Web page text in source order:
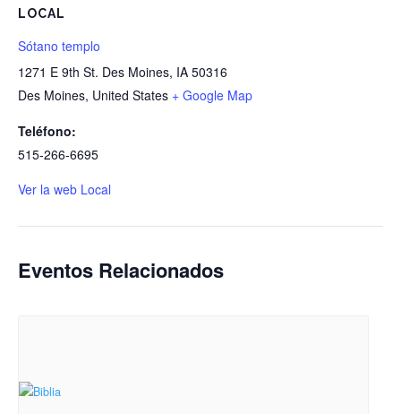
LOCAL
Sótano templo
1271 E 9th St. Des Moines, IA 50316
Des Moines, United States + Google Map
Teléfono:
515-266-6695
Ver la web Local
Eventos Relacionados